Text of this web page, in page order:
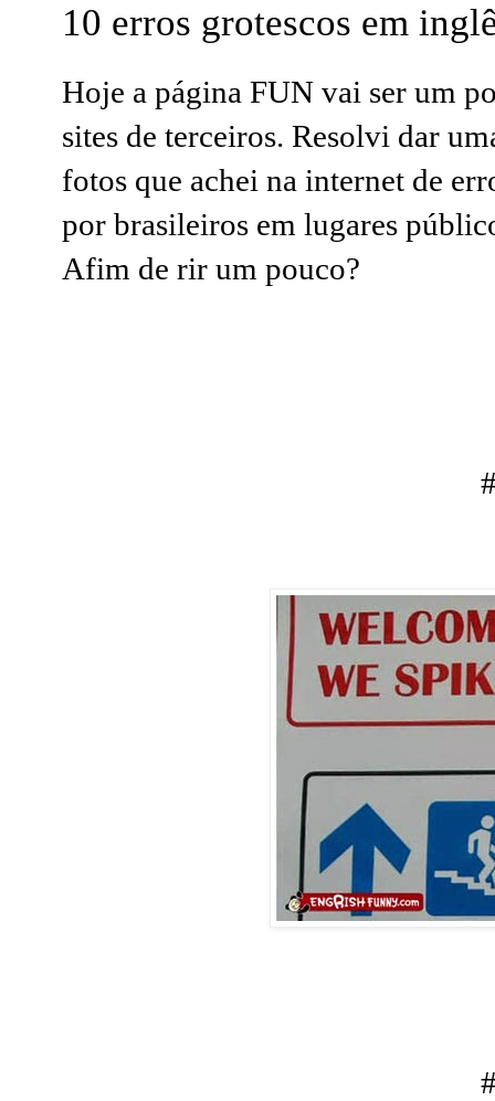
10 erros grotescos em
Hoje a página FUN vai ser um
sites de terceiros. Resolvi dar
fotos que achei na internet de
por brasileiros em lugares
Afim de rir um pouco?